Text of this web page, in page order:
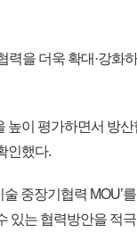
을 더욱 확대·강화
이 평가하면서 방산
인했다.
중장기협력 MOU’
있는 협력방안을 적